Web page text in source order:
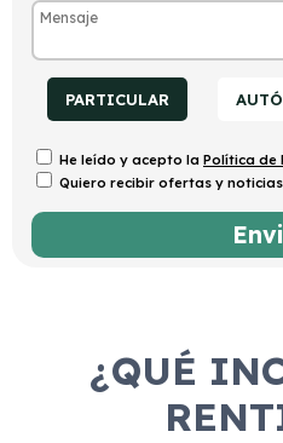
PARTICULAR
He leído y acepto la Política de
Quiero recibir ofertas y
¿QUÉ